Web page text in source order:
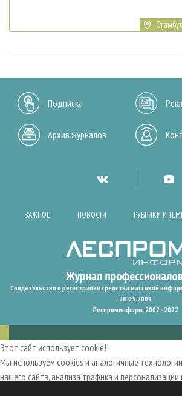
Подписка
Архив журналов
ВАЖНОЕ НОВОСТИ РУБРИКИ И
Свидетельство о регистрации средства массовой
28.05.2009
Леспроминформ. 2002 - 2022
Этот сайт использует cookie!!
Мы используем cookies и аналогичные
нашего сайта, анализа трафика и персонализации